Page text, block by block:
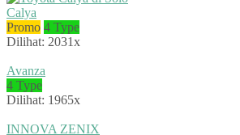
Calya
Promo 4 Type
Dilihat: 2031x
Avanza
4 Type
Dilihat: 1965x
INNOVA ZENIX